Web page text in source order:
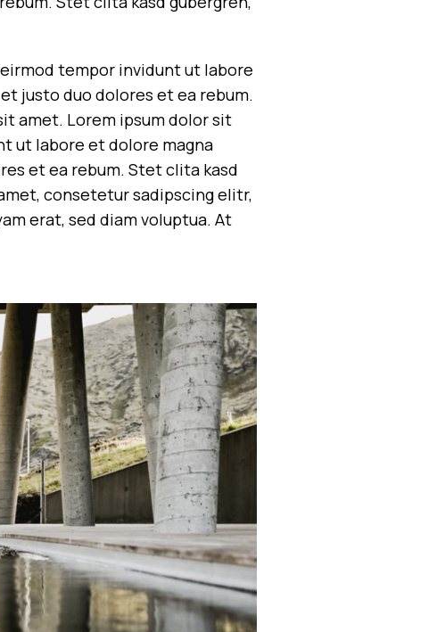
tempor invidunt ut labore
justo duo dolores et ea rebum.
amet. Lorem ipsum dolor sit
ut labore et dolore magna
et ea rebum. Stet clita kasd
consetetur sadipscing elitr,
erat, sed diam voluptua. At